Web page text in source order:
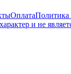
ОплатаПолитика
и не